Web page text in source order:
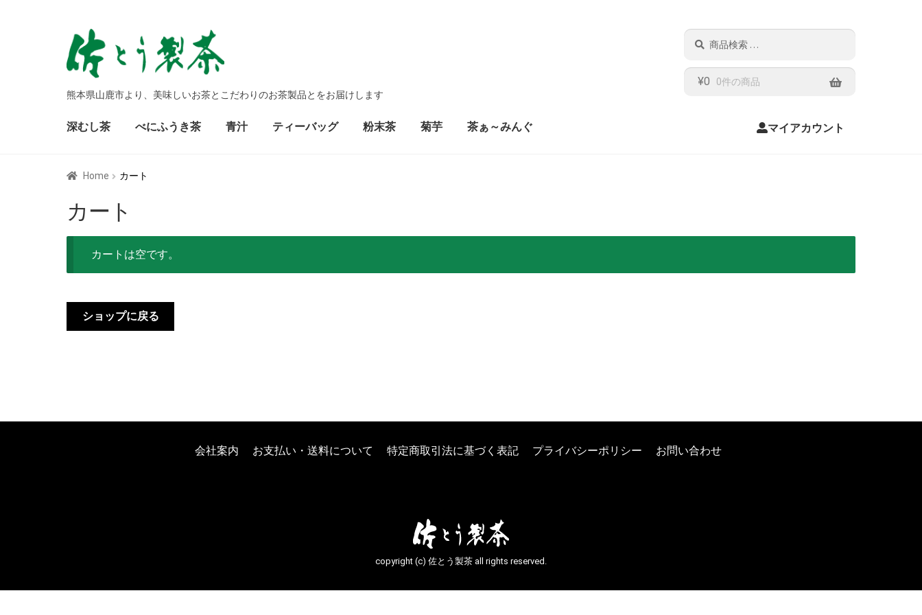
ナ
ビ
ゲ
シ
ン
キ
プ
コ
ン
テ
ツ
ス
プ
熊本県山鹿市より、美味しいお茶とこだわりのお茶製品とをお届けします
検
果:
検
深むし茶 べにふうき茶 青汁 ティーバッグ 粉末茶 菊芋 茶ぁ～みんぐ マイアカウント
¥0 0件の商品
Home カート
カート
カートは空です。
ショップに戻る
会社案内 お支払い・送料について 特定商取引法に基づく表記 プライバシーポリシー お問い合わせ
copyright (c) 佐とう製茶 all rights reserved.